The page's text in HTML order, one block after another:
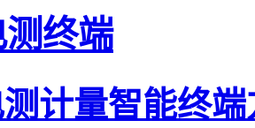
终端
计量智能终端